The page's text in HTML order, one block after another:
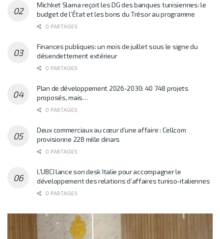
Michket Slama reçoit les DG des banques tunisiennes: le
budget de l’État et les bons du Trésor au programme
0 PARTAGES
Finances publiques: un mois de juillet sous le signe du
désendettement extérieur
0 PARTAGES
Plan de développement 2026-2030: 40 748 projets
proposés, mais…
0 PARTAGES
Deux commerciaux au cœur d’une affaire : Cellcom
provisionne 228 mille dinars
0 PARTAGES
L’UBCI lance son desk Italie pour accompagner le
développement des relations d’affaires tuniso-italiennes
0 PARTAGES